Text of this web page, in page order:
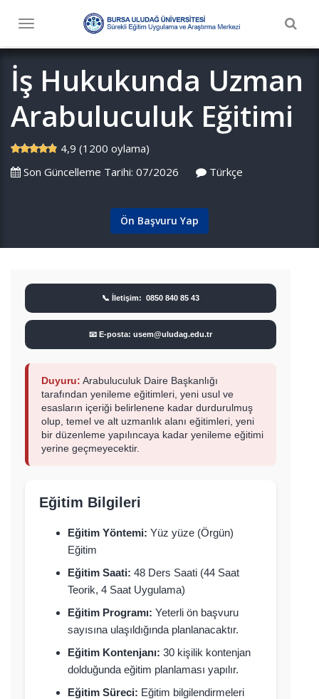
Toggle
İş Hukukunda Uzman
Arabuluculuk Eğitimi
4,9 (1200 oylama)
Son Güncelleme Tarihi: 07/2026
Türkçe
Ön Başvuru Yap
📞 İletişim: 0850 840 85 43
📧 E-posta: usem@uludag.edu.tr
Duyuru: Arabuluculuk Daire Başkanlığı
tarafından yenileme eğitimleri, yeni usul ve
esasların içeriği belirlenene kadar durdurulmuş
olup, temel ve alt uzmanlık alanı eğitimleri, yeni
bir düzenleme yapılıncaya kadar yenileme eğitimi
yerine geçmeyecektir.
Eğitim Bilgileri
Eğitim Yöntemi: Yüz yüze (Örgün)
Eğitim
Eğitim Saati: 48 Ders Saati (44 Saat
Teorik, 4 Saat Uygulama)
Eğitim Programı: Yeterli ön başvuru
sayısına ulaşıldığında planlanacaktır.
Eğitim Kontenjanı: 30 kişilik kontenjan
dolduğunda eğitim planlaması yapılır.
Eğitim Süreci: Eğitim bilgilendirmeleri